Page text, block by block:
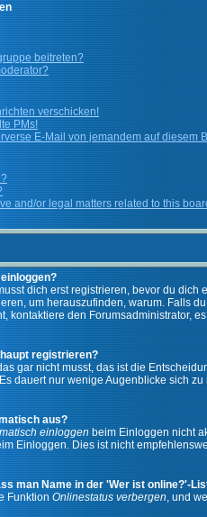
beitreten?
verschicken!
PMs!
E-Mail von jemandem auf diesem
and/or legal matters related to this
dich erst registrieren, bevor du
um herauszufinden, warum. Falls
kontaktiere den Forumsadministrator,
registrieren?
gar nicht musst, das ist die
dauert nur wenige Augenblicke sich
aus?
einloggen beim Einloggen nicht
Einloggen. Dies ist nicht
man Name in der 'Wer ist online?'-
Funktion Onlinestatus verbergen, und